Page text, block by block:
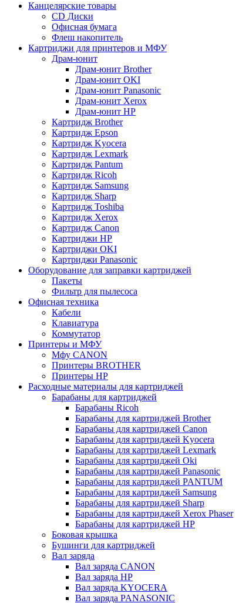
Канцелярские товары
CD Диски
Офисная бумага
Флеш накопитель
Картриджи для принтеров и МФУ
Драм-юнит
Драм-юнит Brother
Драм-юнит OKI
Драм-юнит Panasonic
Драм-юнит Xerox
Драм-юнит НР
Картридж Brother
Картридж Epson
Картридж Kyocera
Картридж Lexmark
Картридж Pantum
Картридж Ricoh
Картридж Samsung
Картридж Sharp
Картридж Toshiba
Картридж Xerox
Картридж Сanon
Картриджи HP
Картриджи OKI
Картриджи Panasonic
Оборудование для заправки картриджей
Пакеты
Фильтр для пылесоса
Офисная техника
Кабели
Клавиатура
Коммутатор
Принтеры и МФУ
Мфу CANON
Принтеры BROTHER
Принтеры HP
Расходные материалы для картриджей
Барабаны для картриджей
Барабаны Ricoh
Барабаны для картриджей Brother
Барабаны для картриджей Canon
Барабаны для картриджей Kyocera
Барабаны для картриджей Lexmark
Барабаны для картриджей Oki
Барабаны для картриджей Panasonic
Барабаны для картриджей PANTUM
Барабаны для картриджей Samsung
Барабаны для картриджей Sharp
Барабаны для картриджей Xerox Phaser
Барабаны для картриджей НР
Боковая крышка
Бушинги для картриджей
Вал заряда
Вал заряда CANON
Вал заряда HP
Вал заряда KYOCERA
Вал заряда PANASONIC